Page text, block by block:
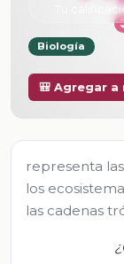
Tu
Biología
🎒 Agregar a
representa
los
las cadenas